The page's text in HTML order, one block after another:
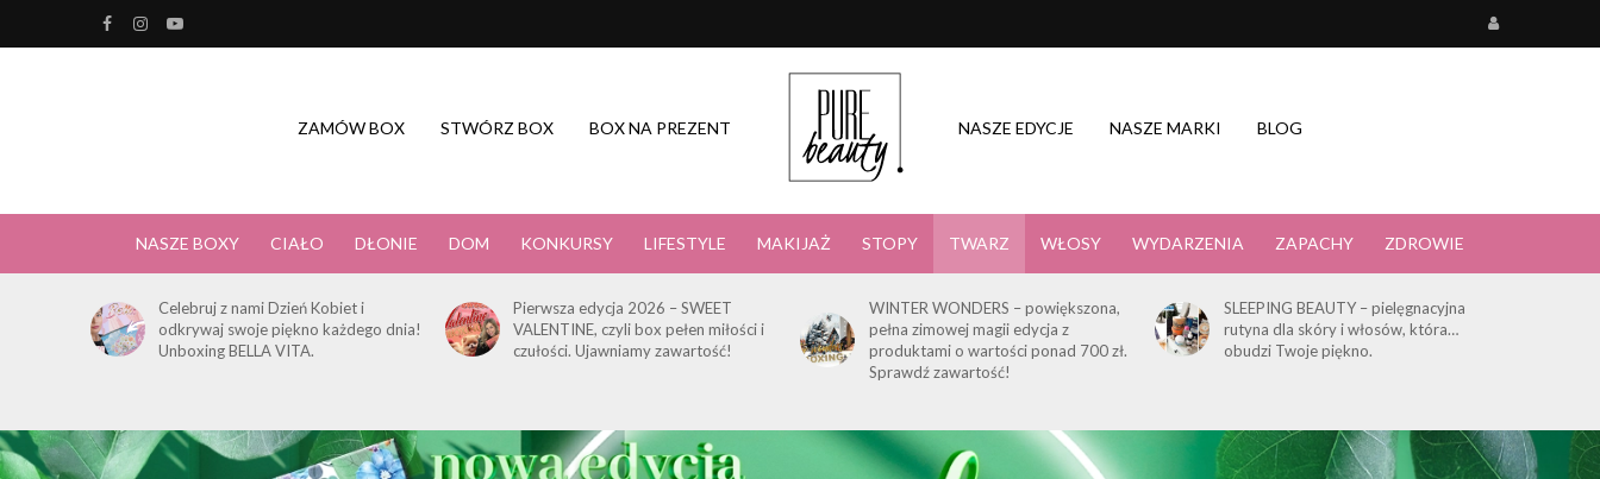
ZAMÓW BOX STWÓRZ BOX BOX NA PREZENT NASZE EDYCJE NASZE MARKI BLOG
NASZE BOXY CIAŁO DŁONIE DOM KONKURSY LIFESTYLE MAKIJAŻ STOPY TWARZ WŁOSY WYDARZENIA ZAPACHY ZDROWIE
Celebruj z nami Dzień Kobiet i
odkrywaj swoje piękno każdego dnia!
Unboxing BELLA VITA.
Pierwsza edycja 2026 – SWEET
VALENTINE, czyli box pełen miłości i
czułości. Ujawniamy zawartość!
WINTER WONDERS – powiększona,
pełna zimowej magii edycja z
produktami o wartości ponad 700 zł.
Sprawdź zawartość!
SLEEPING BEAUTY – pielęgnacyjna
rutyna dla skóry i włosów, która…
obudzi Twoje piękno.